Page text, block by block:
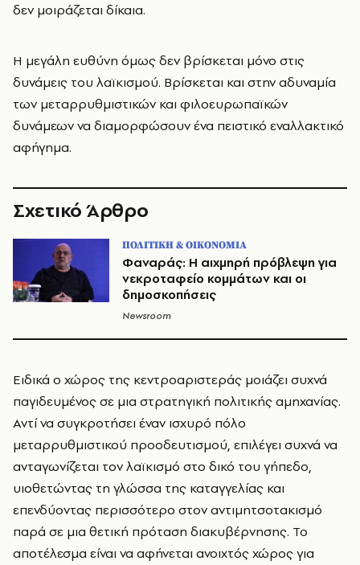
δεν μοιράζεται δίκαια.
Η μεγάλη ευθύνη όμως δεν βρίσκεται μόνο στις
δυνάμεις του λαϊκισμού. Βρίσκεται και στην αδυναμία
των μεταρρυθμιστικών και φιλοευρωπαϊκών
δυνάμεων να διαμορφώσουν ένα πειστικό εναλλακτικό
αφήγημα.
Σχετικό Άρθρο
ΠΟΛΙΤΙΚΗ & ΟΙΚΟΝΟΜΙΑ
Φαναράς: Η αιχμηρή πρόβλεψη για
νεκροταφείο κομμάτων και οι
δημοσκοπήσεις
Newsroom
Ειδικά ο χώρος της κεντροαριστεράς μοιάζει συχνά
παγιδευμένος σε μια στρατηγική πολιτικής αμηχανίας.
Αντί να συγκροτήσει έναν ισχυρό πόλο
μεταρρυθμιστικού προοδευτισμού, επιλέγει συχνά να
ανταγωνίζεται τον λαϊκισμό στο δικό του γήπεδο,
υιοθετώντας τη γλώσσα της καταγγελίας και
επενδύοντας περισσότερο στον αντιμητσοτακισμό
παρά σε μια θετική πρόταση διακυβέρνησης. Το
αποτέλεσμα είναι να αφήνεται ανοιχτός χώρος για